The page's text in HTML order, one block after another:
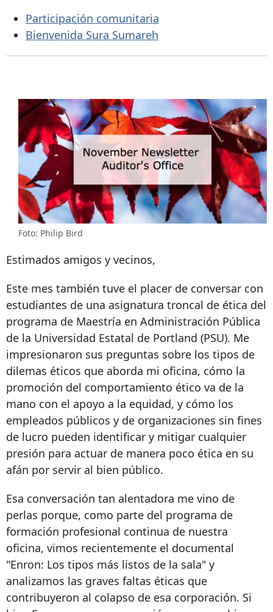
Participación comunitaria
Bienvenida Sura Sumareh
Foto: Philip Bird
Estimados amigos y vecinos,
Este mes también tuve el placer de conversar con
estudiantes de una asignatura troncal de ética del
programa de Maestría en Administración Pública
de la Universidad Estatal de Portland (PSU). Me
impresionaron sus preguntas sobre los tipos de
dilemas éticos que aborda mi oficina, cómo la
promoción del comportamiento ético va de la
mano con el apoyo a la equidad, y cómo los
empleados públicos y de organizaciones sin fines
de lucro pueden identificar y mitigar cualquier
presión para actuar de manera poco ética en su
afán por servir al bien público.
Esa conversación tan alentadora me vino de
perlas porque, como parte del programa de
formación profesional continua de nuestra
oficina, vimos recientemente el documental
"Enron: Los tipos más listos de la sala" y
analizamos las graves faltas éticas que
contribuyeron al colapso de esa corporación. Si